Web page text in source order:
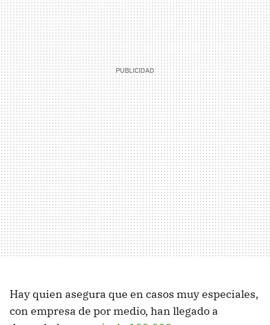
Hay quien asegura que en casos muy especiales,
con empresa de por medio, han llegado a